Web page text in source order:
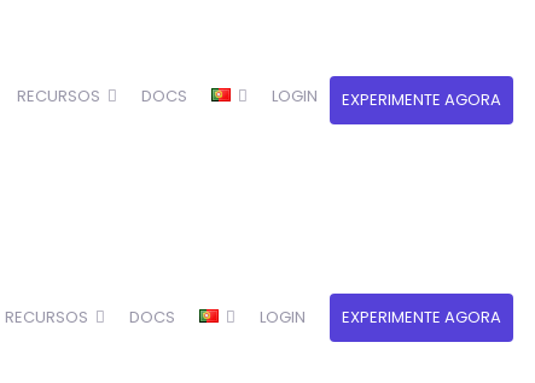
RECURSOS DOCS LOGIN EXPERIMENTE AGORA
RECURSOS DOCS LOGIN EXPERIMENTE AGORA